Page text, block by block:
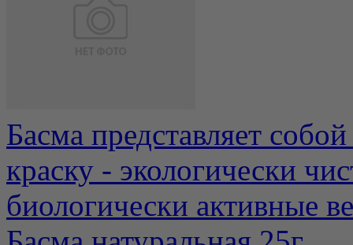
Басма представляет
краску - экологически
биологически активные